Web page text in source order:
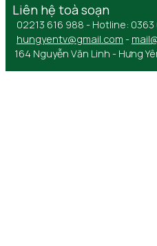
Liên hệ toà soạn
02213 616 988 - Hotline:
hungyentv@gmail.com -
164 Nguyễn Văn Linh - Hưng